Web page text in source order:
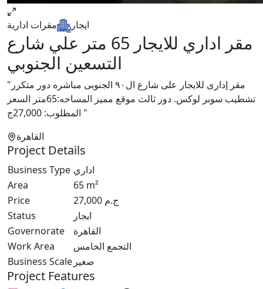
ايجار مقرات ادارية
مقر اداري للايجار 65 متر علي شارع
التسعين الجنوبي
"مقر إدارى للايجار على شارع ال٩٠ الجنوبى مباشره دور متكرر
تشطيب سوبر لوكس. دور ثالث موقع مميز المساحه:65متر السعر
المطلوب: 27,000ج "
القاهرة
Project Details
Business Type اداري
Area
65 m²
Price
27,000 ج.م
Status
ايجار
Governorate
القاهرة
Work Area
التجمع الخامس
Business Scale صغير
Project Features